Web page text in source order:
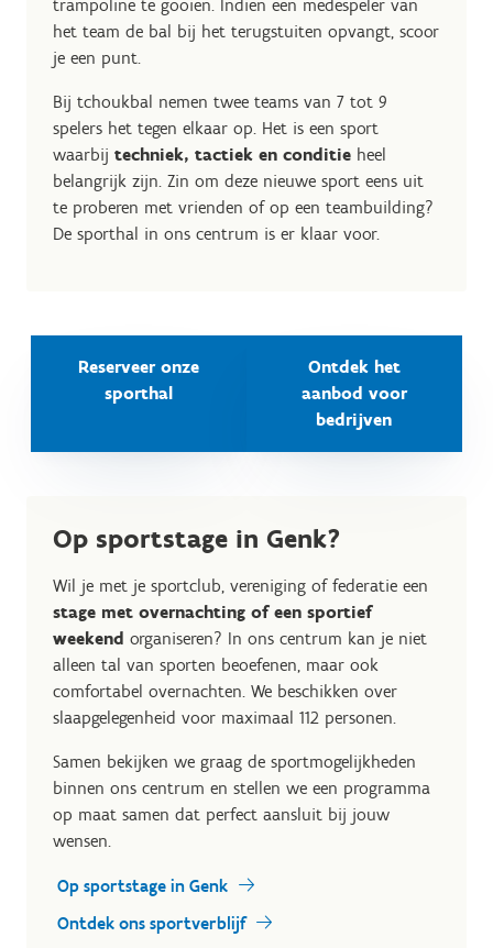
trampoline te gooien. Indien een medespeler van
het team de bal bij het terugstuiten opvangt, scoor
je een punt.
Bij tchoukbal nemen twee teams van 7 tot 9
spelers het tegen elkaar op. Het is een sport
waarbij techniek, tactiek en conditie heel
belangrijk zijn. Zin om deze nieuwe sport eens uit
te proberen met vrienden of op een teambuilding?
De sporthal in ons centrum is er klaar voor.
Reserveer onze
sporthal
Ontdek het
aanbod voor
bedrijven
Op sportstage in Genk?
Wil je met je sportclub, vereniging of federatie een
stage met overnachting of een sportief
weekend organiseren? In ons centrum kan je niet
alleen tal van sporten beoefenen, maar ook
comfortabel overnachten. We beschikken over
slaapgelegenheid voor maximaal 112 personen.
Samen bekijken we graag de sportmogelijkheden
binnen ons centrum en stellen we een programma
op maat samen dat perfect aansluit bij jouw
wensen.
Op sportstage in Genk
Ontdek ons sportverblijf